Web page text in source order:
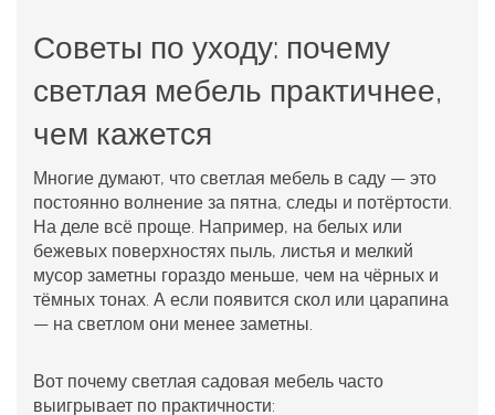
Советы по уходу: почему
светлая мебель практичнее,
чем кажется
Многие думают, что светлая мебель в саду — это
постоянно волнение за пятна, следы и потёртости.
На деле всё проще. Например, на белых или
бежевых поверхностях пыль, листья и мелкий
мусор заметны гораздо меньше, чем на чёрных и
тёмных тонах. А если появится скол или царапина
— на светлом они менее заметны.
Вот почему светлая садовая мебель часто
выигрывает по практичности: